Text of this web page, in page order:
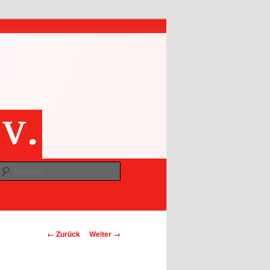
Bilder-Navigation
← Zurück Weiter →